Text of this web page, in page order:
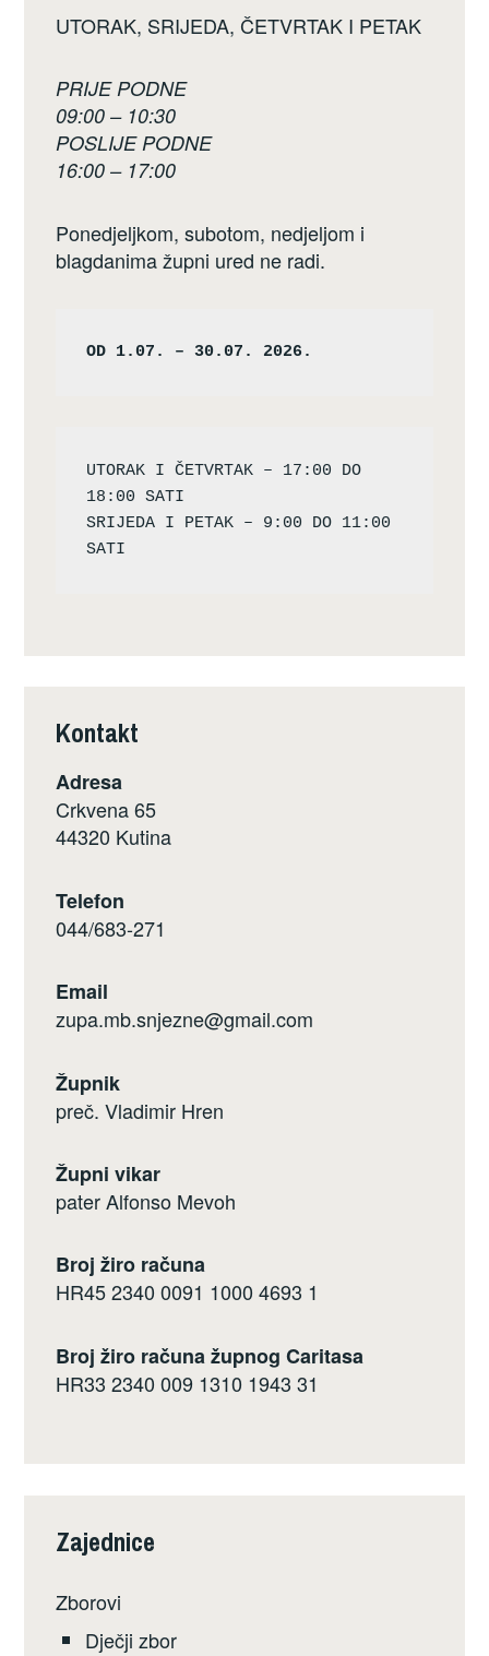
UTORAK, SRIJEDA, ČETVRTAK I PETAK
PRIJE PODNE
09:00 – 10:30
POSLIJE PODNE
16:00 – 17:00
Ponedjeljkom, subotom, nedjeljom i
blagdanima župni ured ne radi.
OD 1.07. – 30.07. 2026.
UTORAK I ČETVRTAK – 17:00 DO
18:00 SATI
SRIJEDA I PETAK – 9:00 DO 11:00
Kontakt
Adresa
Crkvena 65
44320 Kutina
Telefon
044/683-271
Email
zupa.mb.snjezne@gmail.com
Župnik
preč. Vladimir Hren
Župni vikar
pater Alfonso Mevoh
Broj žiro računa
HR45 2340 0091 1000 4693 1
Broj žiro računa župnog Caritasa
HR33 2340 009 1310 1943 31
Zajednice
Zborovi
Dječji zbor